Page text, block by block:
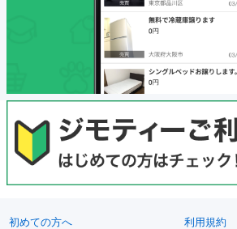
初めての方へ 利用規約